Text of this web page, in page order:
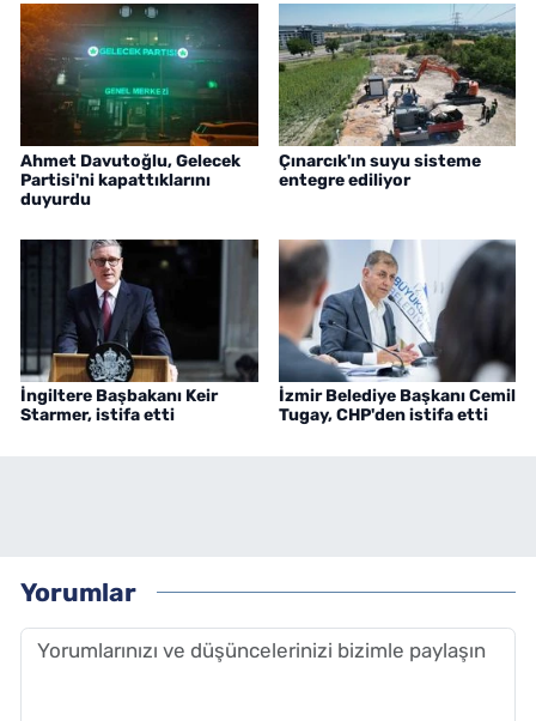
Ahmet Davutoğlu, Gelecek
Partisi'ni kapattıklarını
duyurdu
Çınarcık'ın suyu sisteme
entegre ediliyor
İngiltere Başbakanı Keir
Starmer, istifa etti
İzmir Belediye Başkanı Cemil
Tugay, CHP'den istifa etti
Yorumlar